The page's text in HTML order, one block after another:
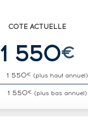
COTE ACTUELLE
1 550€
1 550€ (plus haut annuel)
1 550€ (plus bas annuel)